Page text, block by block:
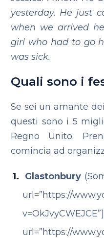
yesterday. He just
when we arrived
girl who had to go
was sick.
Quali sono i
Se sei un amante
questi sono i 5
Regno Unito.
comincia ad
Glastonbury
url=”https://
url=”https://